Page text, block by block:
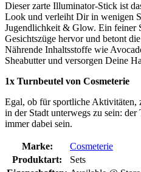
Dieser zarte Illuminator-Stick ist
Look und verleiht Dir in wenigen
Jugendlichkeit & Glow. Ein feiner
Gesichtszüge hervor und betont
Nährende Inhaltsstoffe wie
Sheabutter und versorgen Deine
1x Turnbeutel von Cosmeterie
Egal, ob für sportliche Aktivitäten,
in der Stadt unterwegs zu sein:
immer dabei sein.
Marke:
Cosmeterie
Produktart:
Sets